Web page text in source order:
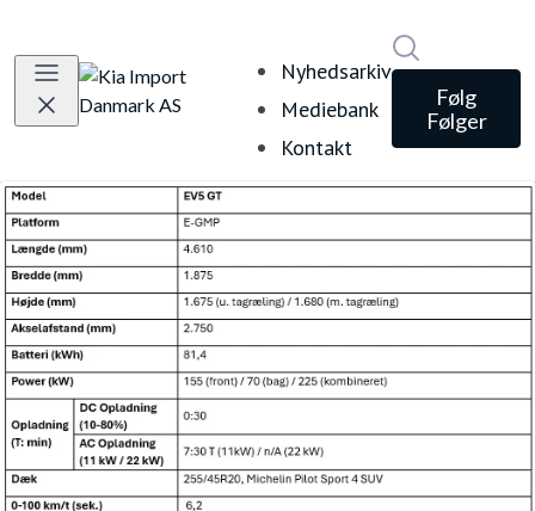
Nyhedsarkiv
Mediebank
Kontakt
Følg
Følger